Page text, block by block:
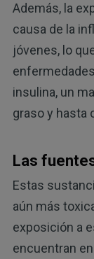
Además, la
causa de la
jóvenes, lo
insulina, un
graso y hasta
Las
Estas
aún más
exposición a
encuentran